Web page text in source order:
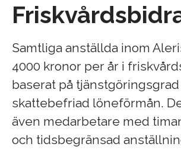
Samtliga anställda inom
4000 kronor per år i
baserat på
skattebefriad löneförmån.
även medarbetare med
och tidsbegränsad